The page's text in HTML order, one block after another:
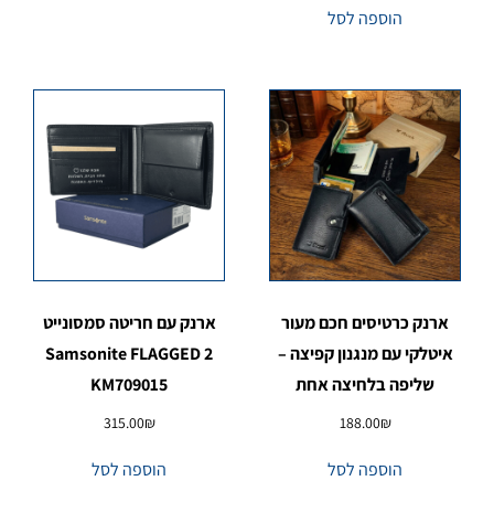
הוספה לסל
ארנק כרטיסים חכם מעור
איטלקי עם מנגנון קפיצה –
שליפה בלחיצה אחת
188.00₪
הוספה לסל
ארנק עם חריטה סמסונייט
Samsonite FLAGGED 2
KM709015
315.00₪
הוספה לסל